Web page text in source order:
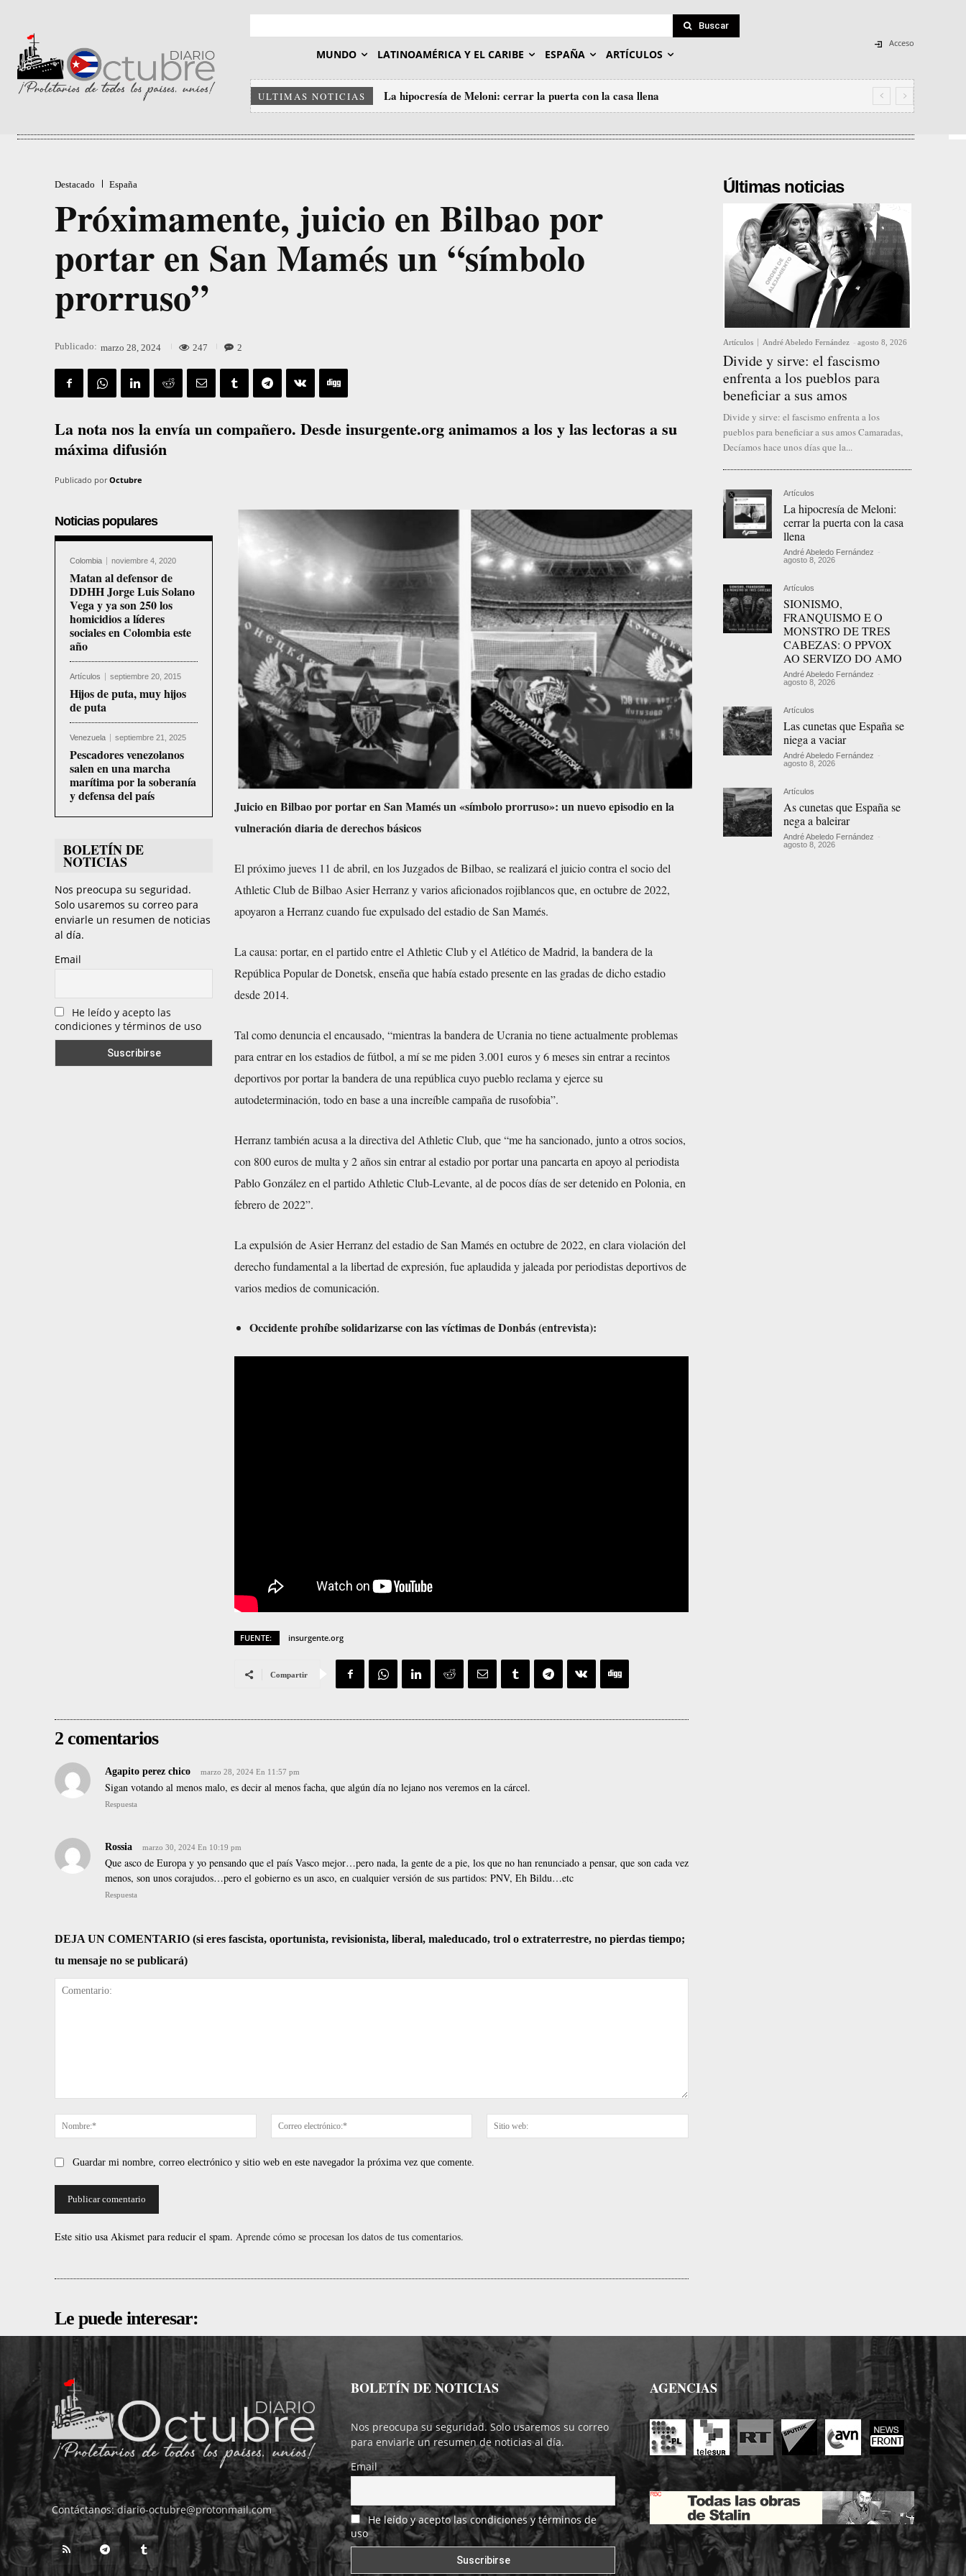
Buscar
MUNDO LATINOAMÉRICA Y EL CARIBE ESPAÑA ARTÍCULOS
Acceso
ULTIMAS NOTICIAS La hipocresía de Meloni: cerrar la puerta con la casa llena
SIONISMO, FRANQUISMO E O MONSTRO DE TRES CABEZAS: O PPVOX AO SERVIZO
DO AMO
Destacado España
Próximamente, juicio en Bilbao por
portar en San Mamés un “símbolo
prorruso”
Publicado: marzo 28, 2024 247 2
La nota nos la envía un compañero. Desde insurgente.org animamos a los y las lectoras a su
máxima difusión
Publicado por Octubre
Noticias populares
Colombia noviembre 4, 2020
Matan al defensor de
DDHH Jorge Luis Solano
Vega y ya son 250 los
homicidios a líderes
sociales en Colombia este
año
Artículos septiembre 20, 2015
Hijos de puta, muy hijos
de puta
Venezuela septiembre 21, 2025
Pescadores venezolanos
salen en una marcha
marítima por la soberanía
y defensa del país
BOLETÍN DE
NOTICIAS
Nos preocupa su seguridad.
Solo usaremos su correo para
enviarle un resumen de noticias
al día.
Email
He leído y acepto las
condiciones y términos de uso
Juicio en Bilbao por portar en San Mamés un «símbolo prorruso»: un nuevo episodio en la
vulneración diaria de derechos básicos
El próximo jueves 11 de abril, en los Juzgados de Bilbao, se realizará el juicio contra el socio del
Athletic Club de Bilbao Asier Herranz y varios aficionados rojiblancos que, en octubre de 2022,
apoyaron a Herranz cuando fue expulsado del estadio de San Mamés.
La causa: portar, en el partido entre el Athletic Club y el Atlético de Madrid, la bandera de la
República Popular de Donetsk, enseña que había estado presente en las gradas de dicho estadio
desde 2014.
Tal como denuncia el encausado, “mientras la bandera de Ucrania no tiene actualmente problemas
para entrar en los estadios de fútbol, a mí se me piden 3.001 euros y 6 meses sin entrar a recintos
deportivos por portar la bandera de una república cuyo pueblo reclama y ejerce su
autodeterminación, todo en base a una increíble campaña de rusofobia”.
Herranz también acusa a la directiva del Athletic Club, que “me ha sancionado, junto a otros socios,
con 800 euros de multa y 2 años sin entrar al estadio por portar una pancarta en apoyo al periodista
Pablo González en el partido Athletic Club-Levante, al de pocos días de ser detenido en Polonia, en
febrero de 2022”.
La expulsión de Asier Herranz del estadio de San Mamés en octubre de 2022, en clara violación del
derecho fundamental a la libertad de expresión, fue aplaudida y jaleada por periodistas deportivos de
varios medios de comunicación.
Occidente prohíbe solidarizarse con las víctimas de Donbás (entrevista):
FUENTE: insurgente.org
Compartir
2 comentarios
Agapito perez chico marzo 28, 2024 En 11:57 pm
Sigan votando al menos malo, es decir al menos facha, que algún día no lejano nos veremos en la cárcel.
Respuesta
Rossia marzo 30, 2024 En 10:19 pm
Que asco de Europa y yo pensando que el país Vasco mejor…pero nada, la gente de a pie, los que no han renunciado a pensar, que son cada vez
menos, son unos corajudos…pero el gobierno es un asco, en cualquier versión de sus partidos: PNV, Eh Bildu…etc
Respuesta
DEJA UN COMENTARIO (si eres fascista, oportunista, revisionista, liberal, maleducado, trol o extraterrestre, no pierdas tiempo;
tu mensaje no se publicará)
Nombre:*
Correo
electrónico:*
web:
Guardar mi nombre, correo electrónico y sitio web en este navegador la próxima vez que comente.
Este sitio usa Akismet para reducir el spam. Aprende cómo se procesan los datos de tus comentarios.
Últimas noticias
Artículos André Abeledo Fernández - agosto 8, 2026
Divide y sirve: el fascismo
enfrenta a los pueblos para
beneficiar a sus amos
Divide y sirve: el fascismo enfrenta a los
pueblos para beneficiar a sus amos Camaradas,
Decíamos hace unos días que la...
Artículos
La hipocresía de Meloni:
cerrar la puerta con la casa
llena
André Abeledo Fernández -
agosto 8, 2026
Artículos
SIONISMO,
FRANQUISMO E O
MONSTRO DE TRES
CABEZAS: O PPVOX
AO SERVIZO DO AMO
André Abeledo Fernández -
agosto 8, 2026
Artículos
Las cunetas que España se
niega a vaciar
André Abeledo Fernández -
agosto 8, 2026
Artículos
As cunetas que España se
nega a baleirar
André Abeledo Fernández -
agosto 8, 2026
Le puede interesar:
Contáctanos:diario-octubre@protonmail.com
BOLETÍN DE NOTICIAS
Nos preocupa su seguridad. Solo usaremos su correo
para enviarle un resumen de noticias al día.
Email
He leído y acepto las condiciones y términos de
uso
AGENCIAS